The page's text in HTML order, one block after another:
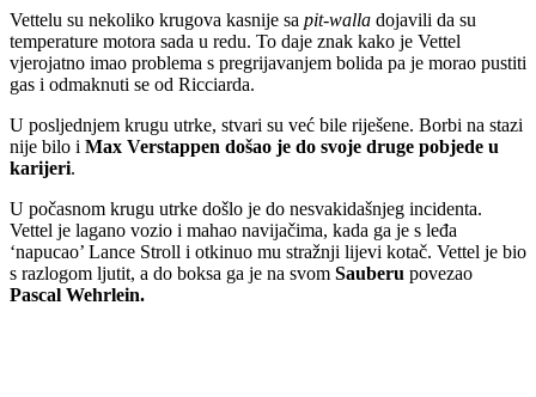
Vettelu su nekoliko krugova kasnije sa pit-walla dojavili da su
temperature motora sada u redu. To daje znak kako je Vettel
vjerojatno imao problema s pregrijavanjem bolida pa je morao pustiti
gas i odmaknuti se od Ricciarda.
U posljednjem krugu utrke, stvari su već bile riješene. Borbi na stazi
nije bilo i Max Verstappen došao je do svoje druge pobjede u
karijeri.
U počasnom krugu utrke došlo je do nesvakidašnjeg incidenta.
Vettel je lagano vozio i mahao navijačima, kada ga je s leđa
‘napucao’ Lance Stroll i otkinuo mu stražnji lijevi kotač. Vettel je bio
s razlogom ljutit, a do boksa ga je na svom Sauberu povezao
Pascal Wehrlein.